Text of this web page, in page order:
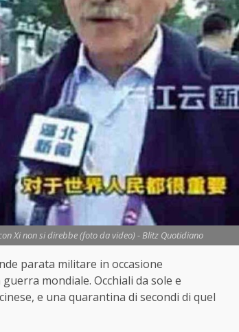
Xi non si direbbe (foto da video) - Blitz Quotidiano
parata militare in occasione
mondiale. Occhiali da sole e
e una quarantina di secondi di quel